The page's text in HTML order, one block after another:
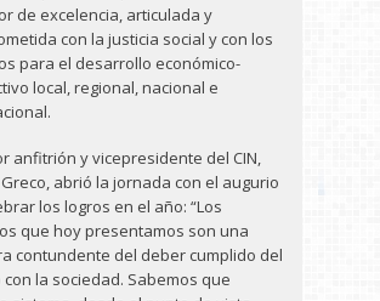
de excelencia, articulada y
con la justicia social y con los
para el desarrollo económico-
local, regional, nacional e
anfitrión y vicepresidente del CIN,
abrió la jornada con el augurio
los logros en el año: “Los
que hoy presentamos son una
contundente del deber cumplido del
con la sociedad. Sabemos que